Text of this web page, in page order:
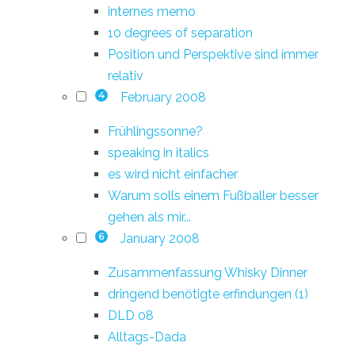
internes memo
10 degrees of separation
Position und Perspektive sind immer
relativ
4 February 2008
Frühlingssonne?
speaking in italics
es wird nicht einfacher
Warum solls einem Fußballer besser
gehen als mir...
6 January 2008
Zusammenfassung Whisky Dinner
dringend benötigte erfindungen (1)
DLD 08
Alltags-Dada